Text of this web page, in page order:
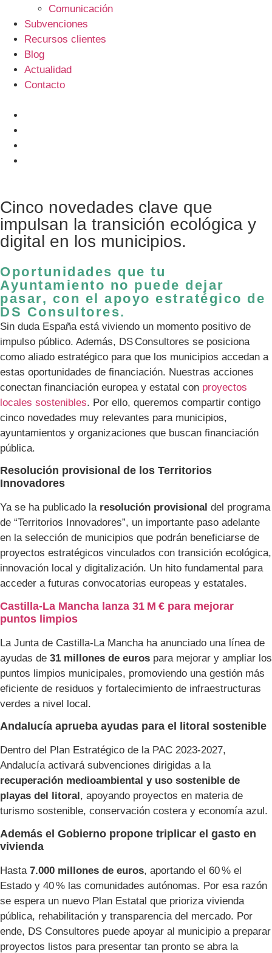
Comunicación
Subvenciones
Recursos clientes
Blog
Actualidad
Contacto
Cinco novedades clave que
impulsan la transición ecológica y
digital en los municipios.
Oportunidades que tu
Ayuntamiento no puede dejar
pasar, con el apoyo estratégico de
DS Consultores.
Sin duda España está viviendo un momento positivo de
impulso público. Además, DS Consultores se posiciona
como aliado estratégico para que los municipios accedan a
estas oportunidades de financiación. Nuestras acciones
conectan financiación europea y estatal con proyectos
locales sostenibles. Por ello, queremos compartir contigo
cinco novedades muy relevantes para municipios,
ayuntamientos y organizaciones que buscan financiación
pública.
Resolución provisional de los Territorios
Innovadores
Ya se ha publicado la resolución provisional del programa
de “Territorios Innovadores”, un importante paso adelante
en la selección de municipios que podrán beneficiarse de
proyectos estratégicos vinculados con transición ecológica,
innovación local y digitalización. Un hito fundamental para
acceder a futuras convocatorias europeas y estatales.
Castilla‑La Mancha lanza 31 M € para mejorar
puntos limpios
La Junta de Castilla-La Mancha ha anunciado una línea de
ayudas de 31 millones de euros para mejorar y ampliar los
puntos limpios municipales, promoviendo una gestión más
eficiente de residuos y fortalecimiento de infraestructuras
verdes a nivel local.
Andalucía aprueba ayudas para el litoral sostenible
Dentro del Plan Estratégico de la PAC 2023‑2027,
Andalucía activará subvenciones dirigidas a la
recuperación medioambiental y uso sostenible de
playas del litoral , apoyando proyectos en materia de
turismo sostenible, conservación costera y economía azul.
Además el Gobierno propone triplicar el gasto en
vivienda
Hasta 7.000 millones de euros, aportando el 60 % el
Estado y 40 % las comunidades autónomas. Por esa razón
se espera un nuevo Plan Estatal que prioriza vivienda
pública, rehabilitación y transparencia del mercado. Por
ende, DS Consultores puede apoyar al municipio a preparar
proyectos listos para presentar tan pronto se abra la